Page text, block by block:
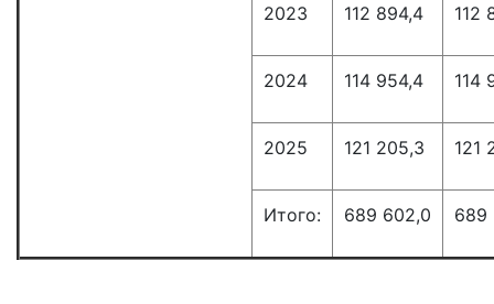
2023 112 894,4 112
2024 114 954,4 114
2025 121 205,3 121
Итого: 689 602,0 689